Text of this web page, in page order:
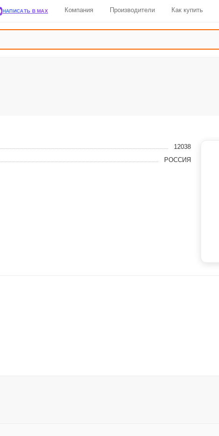
НАПИСАТЬ В MAX Компания Производители Как купить
12038
РОССИЯ